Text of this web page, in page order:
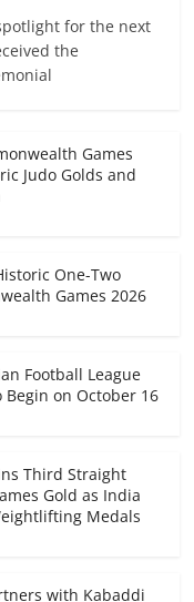
for the next
the
Games
Judo Golds and
One-Two
Games 2026
Football League
Begin on October 16
Third Straight
Gold as India
Medals
with Kabaddi